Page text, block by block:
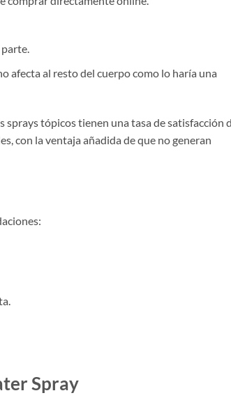
afecta al resto del cuerpo como lo haría una
tópicos tienen una tasa de satisfacción
con la ventaja añadida de que no generan
Spray